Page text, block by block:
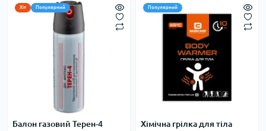
Хіт Популярний
Балон газовий Терен-4
Популярний
Хімічна грілка для тіла